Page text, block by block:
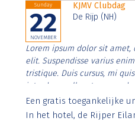
Sunday
22
NOVEMBER
KJMV Clubdag
De Rijp (NH)
Lorem ipsum dolor sit amet,
elit. Suspendisse varius
tristique. Duis cursus, mi
interdum nulla, ut
Aenean faucibus nibh et
imperdiet. Nunc ut sem vitae
Een gratis toegankelijke
In het hotel, de Rijper